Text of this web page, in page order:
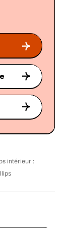
intérieur :